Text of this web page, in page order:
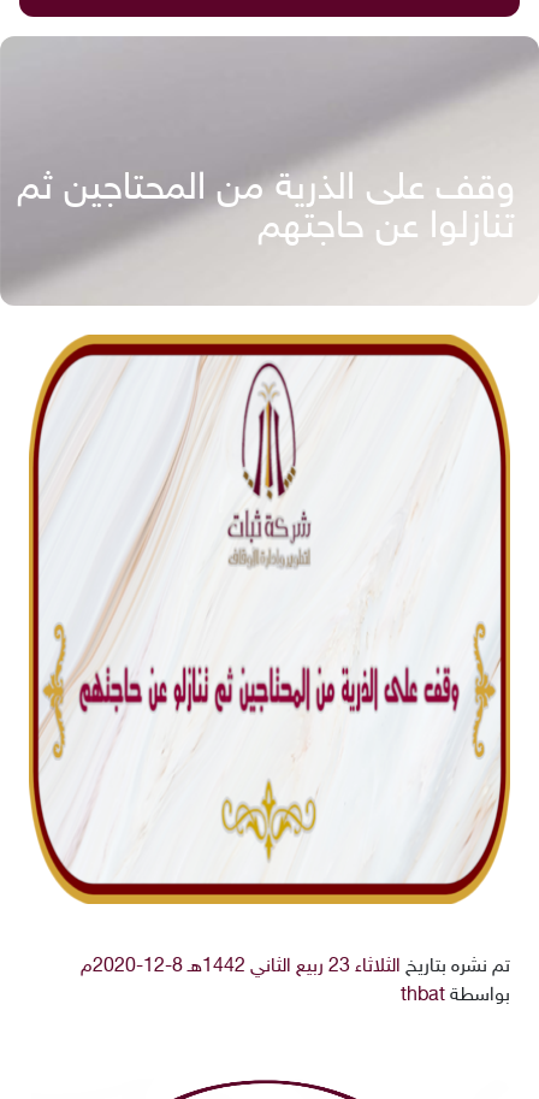
وقف على الذرية من المحتاجين ثم
تنازلوا عن حاجتهم
تم نشره بتاريخ الثلاثاء 23 ربيع الثاني 1442هـ 8-12-2020م
بواسطة thbat